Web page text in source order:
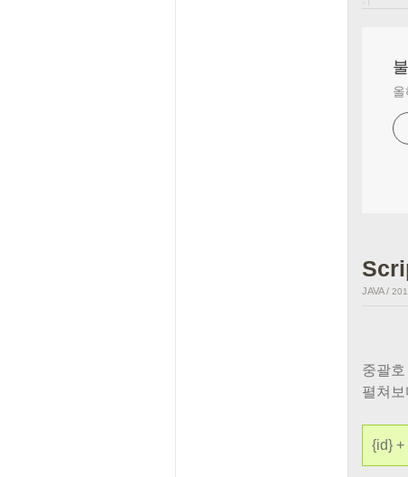
JAVA/
중괄
펼쳐
{id} +